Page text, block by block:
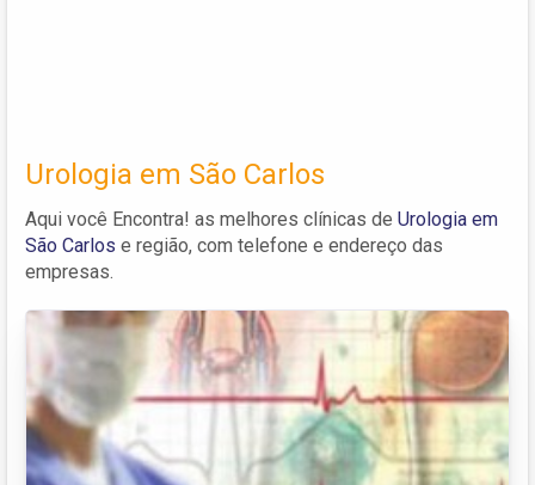
Urologia em São Carlos
Aqui você Encontra! as melhores clínicas de Urologia em
São Carlos e região, com telefone e endereço das
empresas.